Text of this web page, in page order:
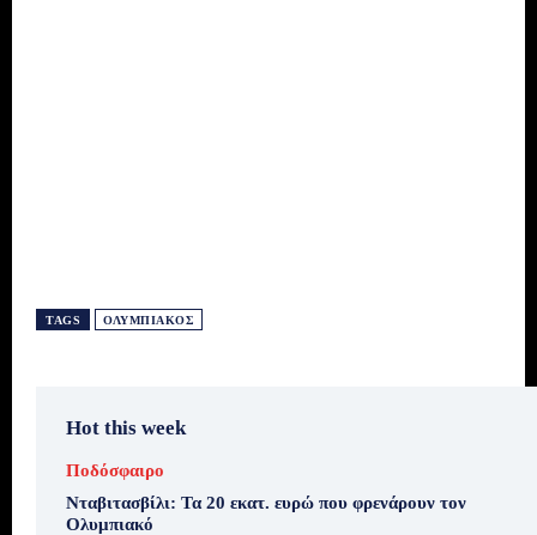
TAGS ΟΛΥΜΠΙΑΚΌΣ
Hot this week
Ποδόσφαιρο
Νταβιτασβίλι: Τα 20 εκατ. ευρώ που φρενάρουν τον
Ολυμπιακό